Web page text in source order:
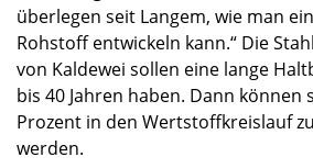
überlegen seit Langem, wie man
Rohstoff entwickeln kann.“ Die
von Kaldewei sollen eine lange
bis 40 Jahren haben. Dann können
Prozent in den Wertstoffkreislauf
werden.